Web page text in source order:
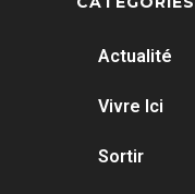
Actualité
Vivre Ici
Sortir